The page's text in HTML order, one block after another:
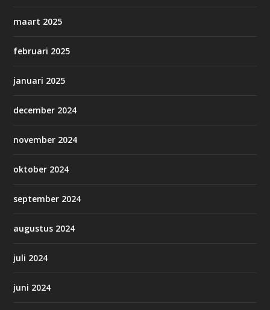
maart 2025
februari 2025
januari 2025
december 2024
november 2024
oktober 2024
september 2024
augustus 2024
juli 2024
juni 2024